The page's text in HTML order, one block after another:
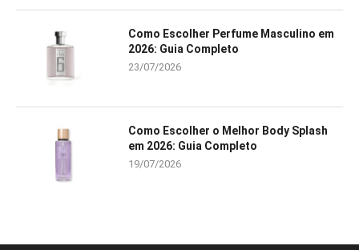
Como Escolher Perfume Masculino em
2026: Guia Completo
23/07/2026
Como Escolher o Melhor Body Splash
em 2026: Guia Completo
19/07/2026